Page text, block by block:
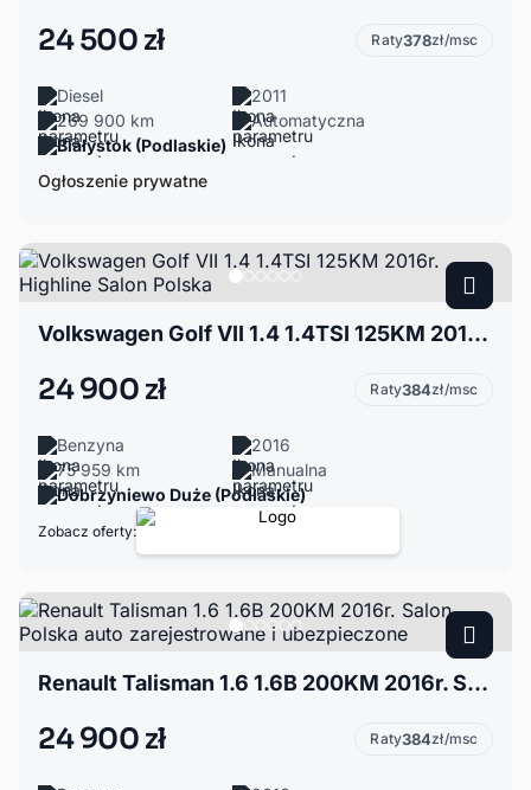
24 500 zł Raty378zł/msc
Diesel
2011
269 900 km
Automatyczna
Białystok (Podlaskie)
Ogłoszenie prywatne
Volkswagen Golf VII 1.4 1.4TSI 125KM 2016r. Highline Salon Polska
24 900 zł Raty384zł/msc
Benzyna
2016
75 959 km
Manualna
Dobrzyniewo Duże (Podlaskie)
Zobacz oferty:
Renault Talisman 1.6 1.6B 200KM 2016r. Salon Polska auto zarejestrowane i ubezpieczone
24 900 zł Raty384zł/msc